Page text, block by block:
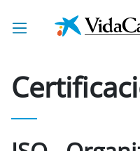
Saltar al